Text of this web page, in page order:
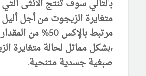
بالتالي سوف تنتج الأنثى
متغايرة الزيجوت من أجل
مرتبط بالإكس 50% من
،بشكل مماثل لحالة متغايرة
صبغية جسدية متنحية.